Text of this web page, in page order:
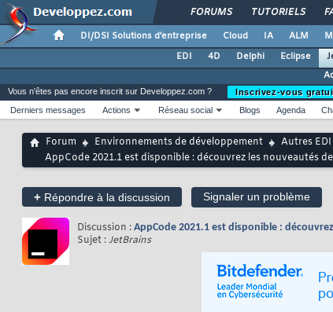
FORUMS TUTORIELS
DI/DSI Solutions d'entreprise Cloud IA ALM
EDI
4D Delphi Eclipse
Vous n'êtes pas encore inscrit sur Developpez.com ?
Inscrivez-vous
Derniers messages
Actions Réseau social Blogs Agenda
Forum Environnements de développement Autres EDI
AppCode 2021.1 est disponible : découvrez les nouveautés
+ Répondre à la discussion Signaler un problème
Discussion : AppCode 2021.1 est disponible :
Sujet :JetBrains